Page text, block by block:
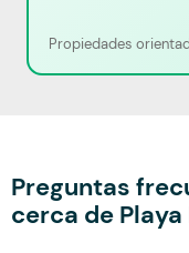
Propiedades
Preguntas
cerca de